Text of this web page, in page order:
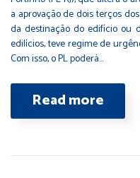
a aprovação de dois terços
da destinação do edifício ou
edilícios, teve regime de
Com isso, o PL poderá…
Read more